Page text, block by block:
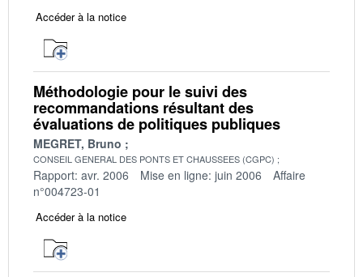
Accéder à la notice
Méthodologie pour le suivi des
recommandations résultant des
évaluations de politiques publiques
MEGRET, Bruno
CONSEIL GENERAL DES PONTS ET CHAUSSEES (CGPC)
Rapport: avr. 2006 Mise en ligne: juin 2006
Affaire
n°004723-01
Accéder à la notice